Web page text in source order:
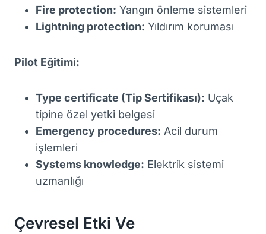
Fire protection: Yangın önleme sistemleri
Lightning protection: Yıldırım koruması
Pilot Eğitimi:
Type certificate (Tip Sertifikası): Uçak
tipine özel yetki belgesi
Emergency procedures: Acil durum
işlemleri
Systems knowledge: Elektrik sistemi
uzmanlığı
Çevresel Etki Ve